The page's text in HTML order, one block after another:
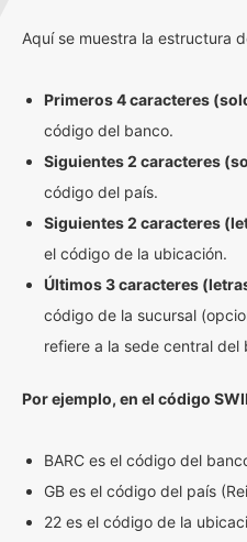
Aquí se muestra la estructura
Primeros 4 caracteres
código del banco.
Siguientes 2 caracteres
código del país.
Siguientes 2 caracteres
el código de la ubicación.
Últimos 3 caracteres
código de la sucursal
refiere a la sede central del
Por ejemplo, en el código
BARC es el código del
GB es el código del país
22 es el código de la